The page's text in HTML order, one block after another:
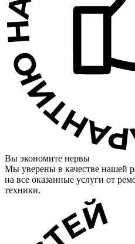
Вы экономите нервы
Мы уверены в качестве нашей
на все оказанные услуги от
техники.